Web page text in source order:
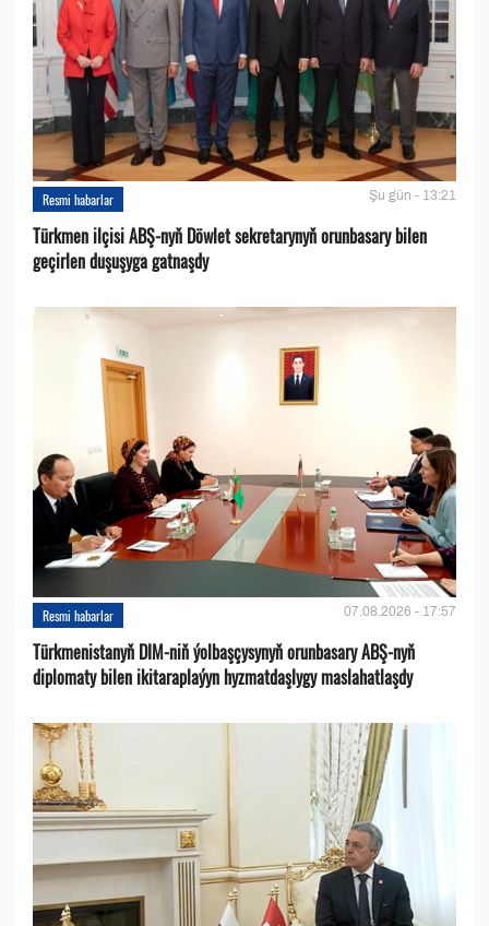
Resmi habarlar Şu gün - 13:21
Türkmen ilçisi ABŞ-nyň Döwlet sekretarynyň orunbasary bilen
geçirlen duşuşyga gatnaşdy
Resmi habarlar 07.08.2026 - 17:57
Türkmenistanyň DIM-niň ýolbaşçysynyň orunbasary ABŞ-nyň
diplomaty bilen ikitaraplaýyn hyzmatdaşlygy maslahatlaşdy